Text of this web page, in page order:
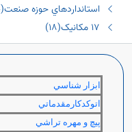
استانداردهاي حوزه صنعت(٢٦٠)
١٧ مکانیک(١٨)
ابزار شناسي
اتوكدكارمقدماتي
پيچ و مهره تراشي